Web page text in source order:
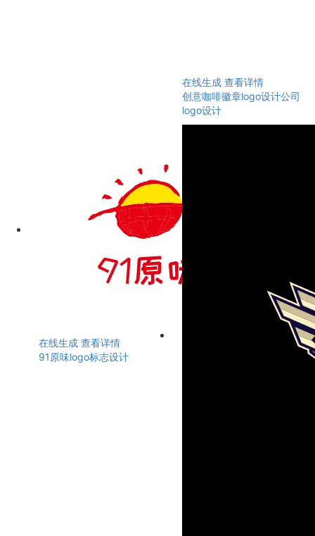
在线生成 查看详情
创意咖啡徽章logo设计公司
logo设计
在线生成 查看详情
91原味logo标志设计